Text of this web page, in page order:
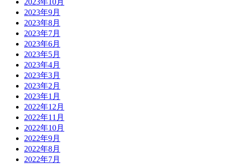
2023年10月
2023年9月
2023年8月
2023年7月
2023年6月
2023年5月
2023年4月
2023年3月
2023年2月
2023年1月
2022年12月
2022年11月
2022年10月
2022年9月
2022年8月
2022年7月